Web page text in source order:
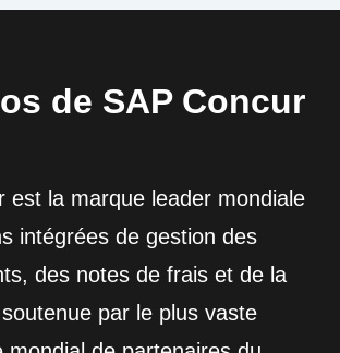
de SAP Concur
est la marque leader mondiale
intégrées de gestion des
des notes de frais et de la
par le plus vaste